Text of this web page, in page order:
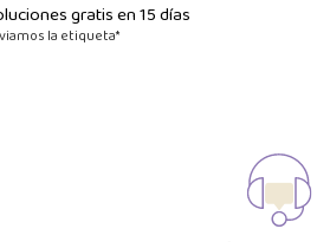
gratis en 15 días
la etiqueta*